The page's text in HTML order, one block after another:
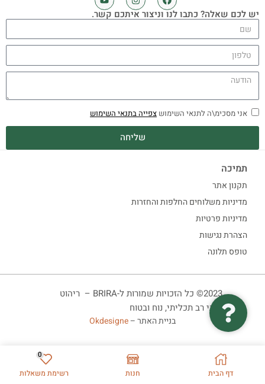
דף הבית חנות
0
רשימת משאלות
יש לכם שאלה? כתבו לנו וניצור איתכם קשר.
אני מסכימ\ה לתנאי השימוש צפייה בתנאי השימוש
שליחה
תמיכה
תקנון אתר
מדיניות משלוחים החלפות והחזרות
מדיניות פרטיות
הצהרת נגישות
טופס תלונה
2023© כל הזכויות שמורות ל-BRIRA – ריהוט
ביתי רב תכליתי, נוח ובטוח
בניית האתר –Okdesigne